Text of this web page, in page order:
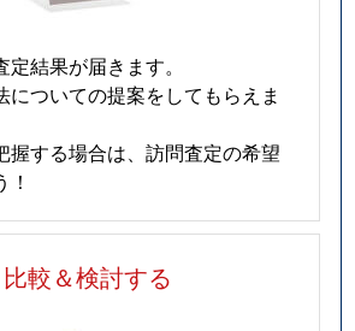
結果が届きます。
についての提案をしてもらえま
握する場合は、訪問査定の希望
比較＆検討する